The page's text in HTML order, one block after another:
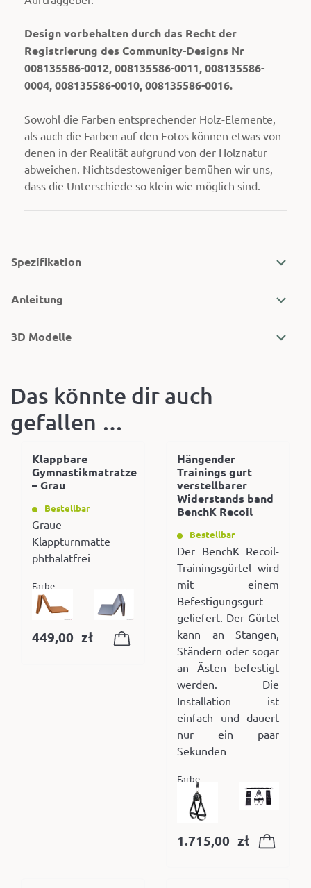
Design vorbehalten durch das Recht der
Registrierung des Community-Designs Nr
008135586-0012, 008135586-0011, 008135586-
0004, 008135586-0010, 008135586-0016.
Sowohl die Farben entsprechender Holz-Elemente,
als auch die Farben auf den Fotos können etwas von
denen in der Realität aufgrund von der Holznatur
abweichen. Nichtsdestoweniger bemühen wir uns,
dass die Unterschiede so klein wie möglich sind.
Spezifikation
Anleitung
3D Modelle
Das könnte dir auch
gefallen …
Klappbare
Gymnastikmatratze
– Grau
Bestellbar
Graue
Klappturnmatte
phthalatfrei
Farbe
449,00 zł
Hängender
Trainings gurt
verstellbarer
Widerstands band
BenchK Recoil
Bestellbar
Der BenchK Recoil-
Trainingsgürtel wird
mit einem
Befestigungsgurt
geliefert. Der Gürtel
kann an Stangen,
Ständern oder sogar
an Ästen befestigt
werden. Die
Installation ist
einfach und dauert
nur ein paar
Sekunden
Farbe
1.715,00 zł